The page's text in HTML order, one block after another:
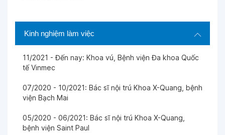
Kinh nghiệm làm việc
11/2021 - Đến nay: Khoa vú, Bệnh viện Đa khoa Quốc
tế Vinmec
07/2020 - 10/2021: Bác sĩ nội trú Khoa X-Quang, bệnh
viện Bạch Mai
05/2020 - 06/2021: Bác sĩ nội trú Khoa X-Quang,
bệnh viện Saint Paul